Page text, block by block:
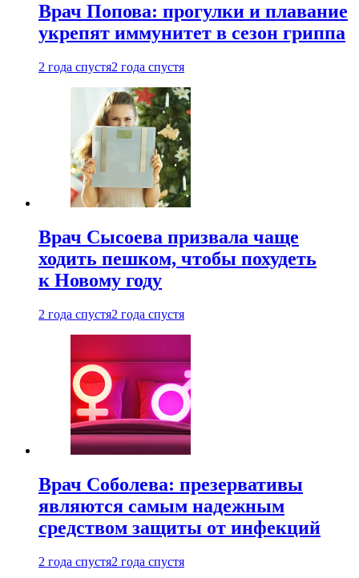
Врач Попова: прогулки и плавание
укрепят иммунитет в сезон гриппа
2 года спустя2 года спустя
Врач Сысоева призвала чаще
ходить пешком, чтобы похудеть
к Новому году
2 года спустя2 года спустя
Врач Соболева: презервативы
являются самым надежным
средством защиты от инфекций
2 года спустя2 года спустя